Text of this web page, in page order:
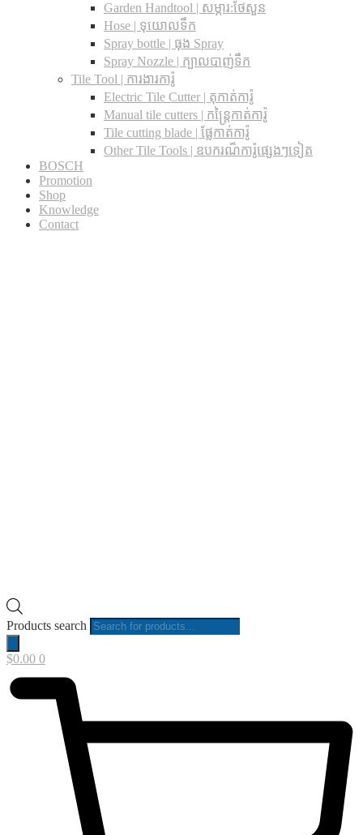
Garden Handtool | សម្ភារ:ថែសួន
Hose | ទុយោលទឹក
Spray bottle | ធុង Spray
Spray Nozzle | ក្បាលបាញ់ទឹក
Tile Tool | ការងារការ៉ូ
Electric Tile Cutter | តុកាត់ការ៉ូ
Manual tile cutters | កន្ត្រៃកាត់ការ៉ូ
Tile cutting blade | ផ្លែកាត់ការ៉ូ
Other Tile Tools | ឧបករណ៏ការ៉ូផ្សេងៗទៀត
BOSCH
Promotion
Shop
Knowledge
Contact
Products search
$0.00 0